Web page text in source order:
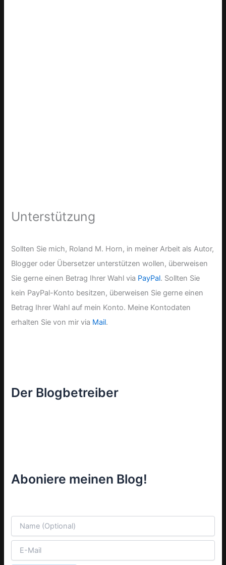
Unterstützung
Sollten Sie mich, Roland M. Horn, in meiner Arbeit als Autor,
Blogger oder Übersetzer unterstützen wollen, überweisen
Sie gerne einen Betrag Ihrer Wahl via PayPal. Sollten Sie
kein PayPal-Konto besitzen, überweisen Sie gerne einen
Betrag Ihrer Wahl auf mein Konto. Meine Kontodaten
erhalten Sie von mir via Mail.
Der Blogbetreiber
Aboniere meinen Blog!